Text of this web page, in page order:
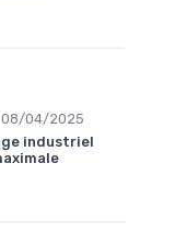
08/04/2025
industriel